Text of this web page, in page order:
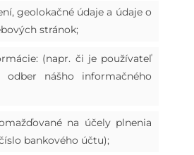
geolokačné údaje a údaje o
stránok;
(napr. či je používateľ
odber nášho informačného
na účely plnenia
bankového účtu);